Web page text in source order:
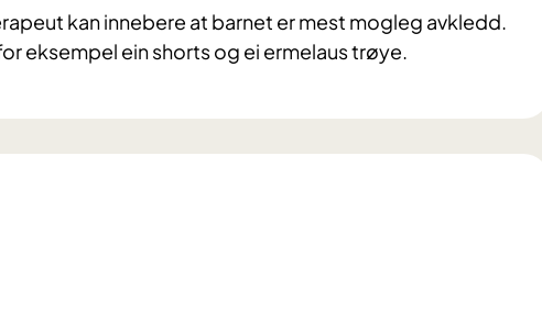
kan innebere at barnet er mest mogleg avkledd.
eksempel ein shorts og ei ermelaus trøye.